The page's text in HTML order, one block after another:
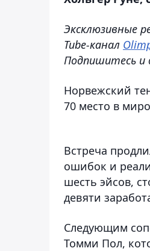
Эксклюзивные
Tube-канал
Подпишитесь
Норвежский
70 место в
Встреча
ошибок и
шесть эйсов,
девяти
Следующим
Томми Пол,